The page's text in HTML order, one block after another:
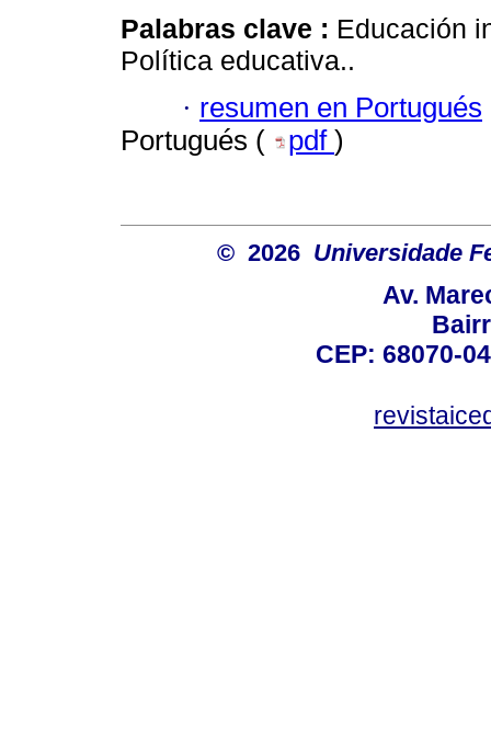
Palabras clave : Educación
Política educativa..
· resumen en Portugués
Portugués (
pdf )
© 2026 Universidade
Av.
CEP: 68070-